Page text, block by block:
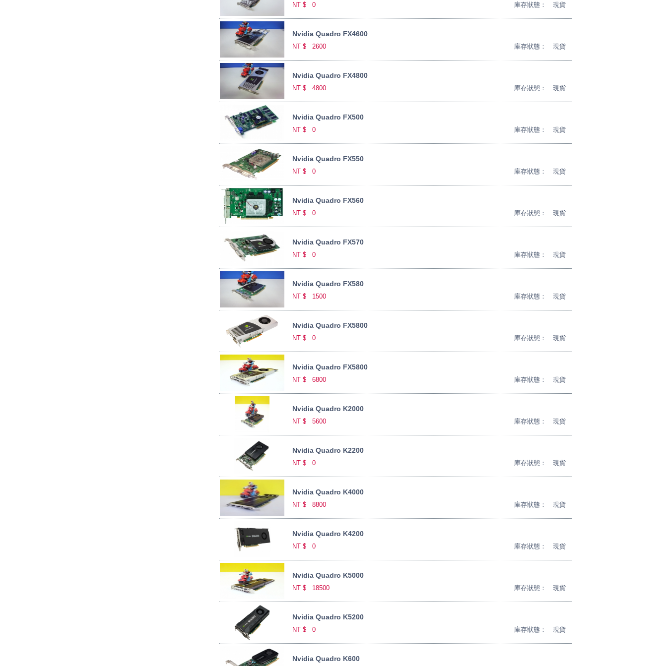
NT $ 0 庫存狀態： 現貨
Nvidia Quadro FX4600
NT $ 2600 庫存狀態： 現貨
Nvidia Quadro FX4800
NT $ 4800 庫存狀態： 現貨
Nvidia Quadro FX500
NT $ 0 庫存狀態： 現貨
Nvidia Quadro FX550
NT $ 0 庫存狀態： 現貨
Nvidia Quadro FX560
NT $ 0 庫存狀態： 現貨
Nvidia Quadro FX570
NT $ 0 庫存狀態： 現貨
Nvidia Quadro FX580
NT $ 1500 庫存狀態： 現貨
Nvidia Quadro FX5800
NT $ 0 庫存狀態： 現貨
Nvidia Quadro FX5800
NT $ 6800 庫存狀態： 現貨
Nvidia Quadro K2000
NT $ 5600 庫存狀態： 現貨
Nvidia Quadro K2200
NT $ 0 庫存狀態： 現貨
Nvidia Quadro K4000
NT $ 8800 庫存狀態： 現貨
Nvidia Quadro K4200
NT $ 0 庫存狀態： 現貨
Nvidia Quadro K5000
NT $ 18500 庫存狀態： 現貨
Nvidia Quadro K5200
NT $ 0 庫存狀態： 現貨
Nvidia Quadro K600